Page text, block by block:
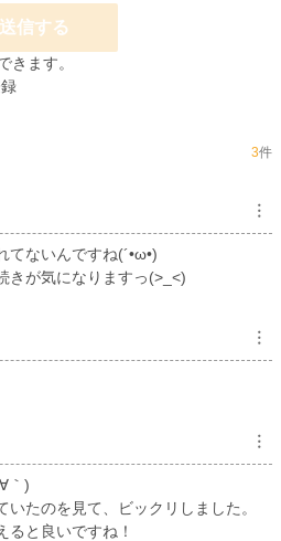
送信する
きます。
3件
︙
てないんですね(´•ω•)
きが気になりますっ(>_<)
︙
︙
｀)
いたのを見て、ビックリしました。
ると良いですね！